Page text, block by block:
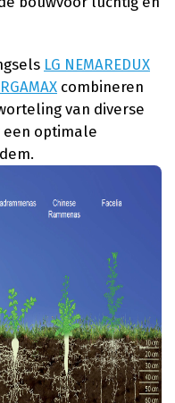
LG NEMAREDUX
combineren
van diverse
een optimale